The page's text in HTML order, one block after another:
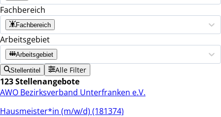
Fachbereich
Fachbereich
Arbeitsgebiet
Arbeitsgebiet
Stellentitel Alle Filter
123 Stellenangebote
AWO Bezirksverband Unterfranken e.V.
Hausmeister*in (m/w/d) (181374)